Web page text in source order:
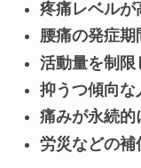
疼痛レベルが
腰痛の発症期
活動量を制限
抑うつ傾向な
痛みが永続的
労災などの補